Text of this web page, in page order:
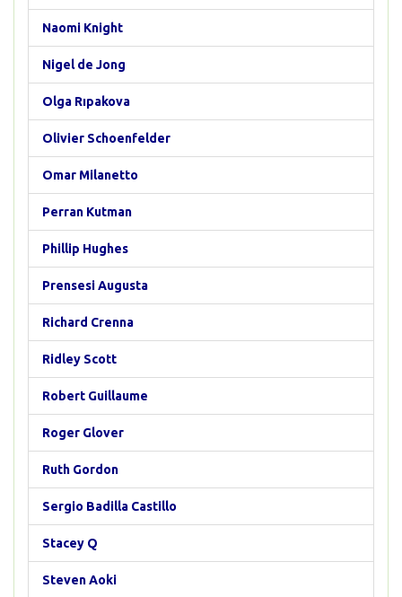
Naomi Knight
Nigel de Jong
Olga Rıpakova
Olivier Schoenfelder
Omar Milanetto
Perran Kutman
Phillip Hughes
Prensesi Augusta
Richard Crenna
Ridley Scott
Robert Guillaume
Roger Glover
Ruth Gordon
Sergio Badilla Castillo
Stacey Q
Steven Aoki